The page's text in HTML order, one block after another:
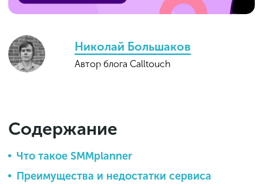
Николай Большаков
Автор блога Calltouch
Содержание
Что такое SMMplanner
Преимущества и недостатки сервиса